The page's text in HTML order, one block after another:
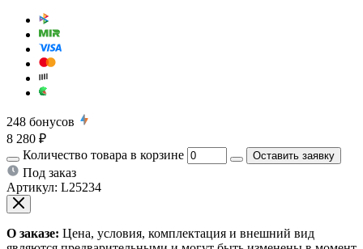
248 бонусов
8 280 ₽
Количество товара в корзине
Оставить заявку
Под заказ
Артикул: L25234
О заказе: Цена, условия, комплектация и внешний вид